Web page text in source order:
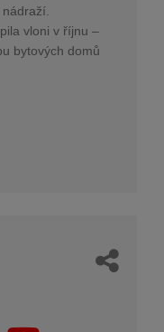
vloni v říjnu –
bytových domů